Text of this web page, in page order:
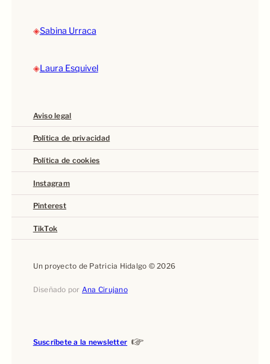
◈Sabina Urraca
◈Laura Esquivel
Aviso legal
Política de privacidad
Política de cookies
Instagram
Pinterest
TikTok
Un proyecto de Patricia Hidalgo © 2026
Diseñado por Ana Cirujano
Suscríbete a la newsletter